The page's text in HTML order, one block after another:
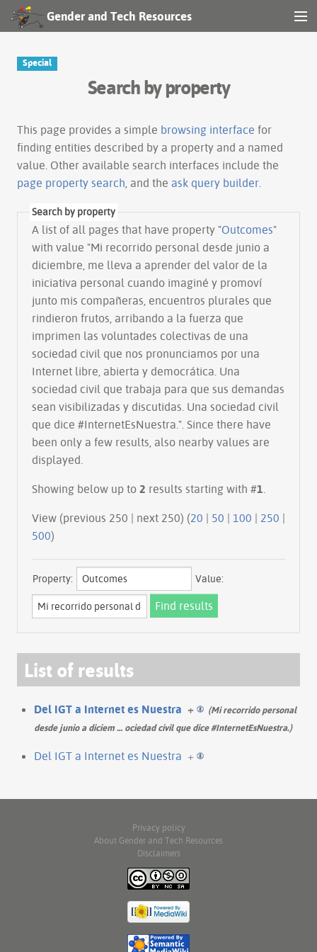
Gender and Tech Resources
Special
Search by property
This page provides a simple browsing interface for
finding entities described by a property and a named
value. Other available search interfaces include the
page property search , and the ask query builder
Search by property
A list of all pages that have property "Outcomes"
with value "Mi recorrido personal desde junio a
diciembre, me lleva a aprender del valor de la
iniciativa personal cuando imaginé y promoví
junto mis compañeras, encuentros plurales que
rindieron frutos, arribando a la fuerza que
imprimen las voluntades colectivas de una
sociedad civil que nos pronunciamos por una
Internet libre, abierta y democrática. Una
sociedad civil que trabaja para que sus demandas
sean visibilizadas y discutidas. Una sociedad civil
que dice #InternetEsNuestra.". Since there have
been only a few results, also nearby values are
displayed.
Showing below up to 2 results starting with #1
View (previous 250 | next 250) (20 | 50 | 100 | 250 |
500)
Property: Value:
List of results
Del IGT a Internet es Nuestra +
(Mi recorrido personal
desde junio a diciem… ociedad civil que dice #InternetEsNuestra.)
Del IGT a Internet es Nuestra +
Privacy policy
About Gender and Tech Resources
Disclaimers